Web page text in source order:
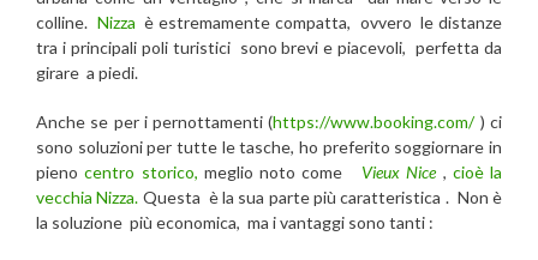
colline. Nizza è estremamente compatta, ovvero le distanze
tra i principali poli turistici sono brevi e piacevoli, perfetta da
girare a piedi.
Anche se per i pernottamenti (https://www.booking.com/) ci
sono soluzioni per tutte le tasche, ho preferito soggiornare in
pienocentro storico, meglio noto come Vieux Nice, cioè la
vecchia Nizza. Questa è la sua parte più caratteristica . Non è
la soluzione più economica, ma i vantaggi sono tanti :